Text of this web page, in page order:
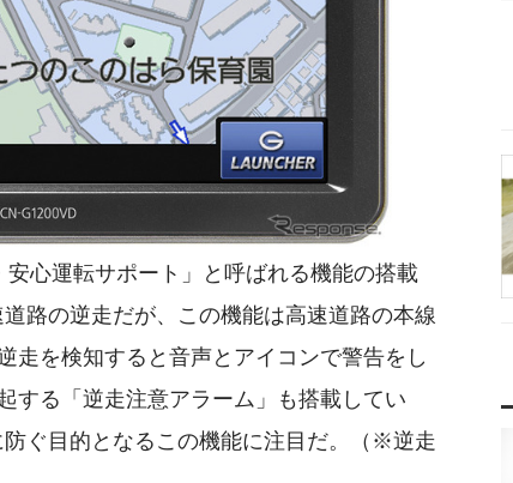
心運転サポート」と呼ばれる機能の搭載
路の逆走だが、この機能は高速道路の本線
走を検知すると音声とアイコンで警告をし
する「逆走注意アラーム」も搭載してい
ぐ目的となるこの機能に注目だ。（※逆走